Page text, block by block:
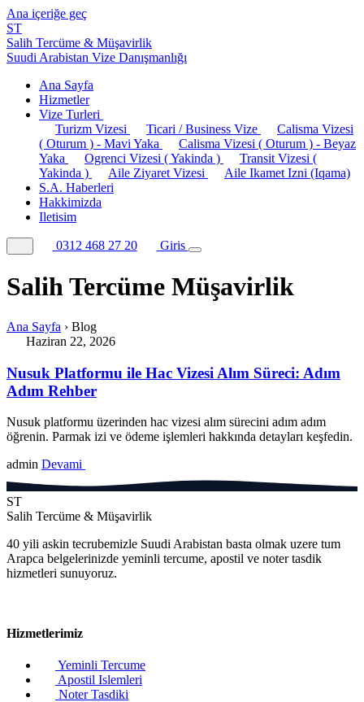
Ana içeriğe geç
ST
Salih Tercüme & Müşavirlik
Suudi Arabistan Vize Danışmanlığı
Ana Sayfa
Hizmetler
Vize Turleri
Turizm Vizesi
Ticari / Business Vize
Calisma Vizesi
( Oturum ) - Mavi Yaka
Calisma Vizesi ( Oturum ) - Beyaz
Yaka
Ogrenci Vizesi ( Yakinda )
Transit Vizesi (
Yakinda )
Aile Ziyaret Vizesi
Aile Ikamet Izni (Iqama)
S.A. Haberleri
Hakkimizda
Iletisim
0312 468 27 20 Giris
Salih Tercüme Müşavirlik
Ana Sayfa › Blog
Haziran 22, 2026
Nusuk Platformu ile Hac Vizesi Alım Süreci: Adım
Adım Rehber
Nusuk platformu üzerinden hac vizesi alım sürecini adım adım
öğrenin. Parmak izi ve ödeme işlemleri hakkında detayları keşfedin.
admin Devami
ST
Salih Tercüme & Müşavirlik
40 yili askin tecrubemizle Suudi Arabistan basta olmak uzere tum
Arapca belgelerinizde yeminli tercume, apostil ve noter tasdik
hizmetleri sunuyoruz.
Hizmetlerimiz
Yeminli Tercume
Apostil Islemleri
Noter Tasdiki